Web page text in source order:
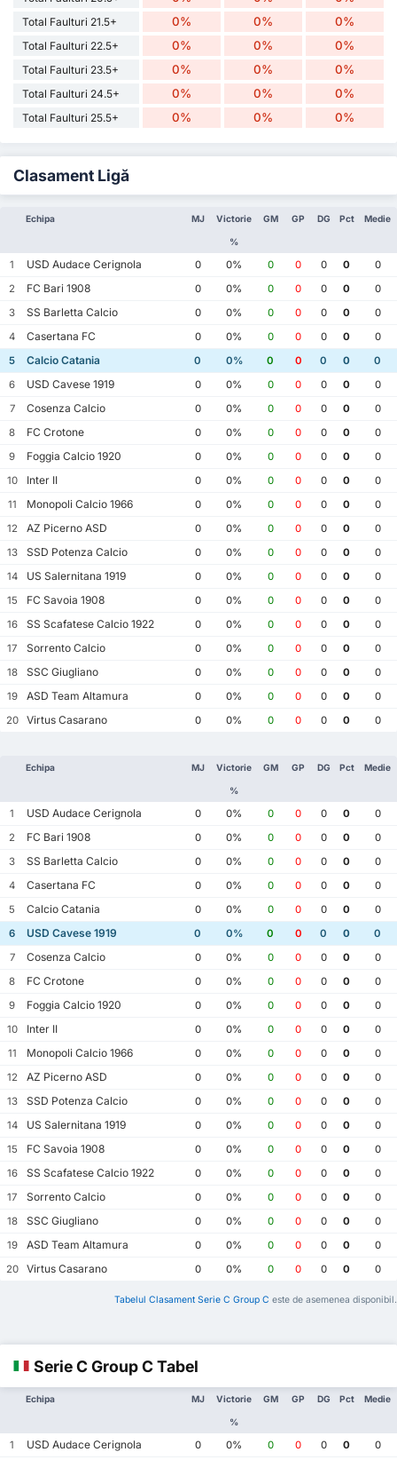
Total Faulturi 21.5+ 0% 0% 0%
Total Faulturi 22.5+ 0% 0% 0%
Total Faulturi 23.5+ 0% 0% 0%
Total Faulturi 24.5+ 0% 0% 0%
Total Faulturi 25.5+ 0% 0% 0%
Clasament Ligă
Echipa MJ Victorie
%
GM GP DG Pct Medie
1 USD Audace Cerignola 0 0% 0 0 0 0
0
2
FC Bari 1908 0 0% 0 0 0 0
0
3
SS Barletta Calcio 0 0% 0 0 0 0
0
4
Casertana FC 0 0% 0 0 0 0
0
5
Calcio Catania 0 0% 0 0 0 0
0
6
USD Cavese 1919 0 0% 0 0 0 0
0
7
Cosenza Calcio 0 0% 0 0 0 0
0
8
FC Crotone 0 0% 0 0 0 0
0
9
Foggia Calcio 1920 0 0% 0 0 0 0
0
10
Inter II 0 0% 0 0 0 0
0
11
Monopoli Calcio 1966 0 0% 0 0 0 0
0
12
AZ Picerno ASD 0 0% 0 0 0 0
0
13
SSD Potenza Calcio 0 0% 0 0 0 0
0
14
US Salernitana 1919 0 0% 0 0 0 0
0
15
FC Savoia 1908 0 0% 0 0 0 0
0
16
SS Scafatese Calcio 1922 0 0% 0 0 0 0
0
17
Sorrento Calcio 0 0% 0 0 0 0
0
18
SSC Giugliano 0 0% 0 0 0 0
0
19
ASD Team Altamura 0 0% 0 0 0 0
0
20
Virtus Casarano 0 0% 0 0 0 0 0
Echipa MJ Victorie
%
GM GP DG Pct Medie
1 USD Audace Cerignola 0 0% 0 0 0 0
0
2
FC Bari 1908 0 0% 0 0 0 0
0
3
SS Barletta Calcio 0 0% 0 0 0 0
0
4
Casertana FC 0 0% 0 0 0 0
0
5
Calcio Catania 0 0% 0 0 0 0
0
6
USD Cavese 1919 0 0% 0 0 0 0
0
7
Cosenza Calcio 0 0% 0 0 0 0
0
8
FC Crotone 0 0% 0 0 0 0
0
9
Foggia Calcio 1920 0 0% 0 0 0 0
0
10
Inter II 0 0% 0 0 0 0
0
11
Monopoli Calcio 1966 0 0% 0 0 0 0
0
12
AZ Picerno ASD 0 0% 0 0 0 0
0
13
SSD Potenza Calcio 0 0% 0 0 0 0
0
14
US Salernitana 1919 0 0% 0 0 0 0
0
15
FC Savoia 1908 0 0% 0 0 0 0
0
16
SS Scafatese Calcio 1922 0 0% 0 0 0 0
0
17
Sorrento Calcio 0 0% 0 0 0 0
0
18
SSC Giugliano 0 0% 0 0 0 0
0
19
ASD Team Altamura 0 0% 0 0 0 0
0
20
Virtus Casarano 0 0% 0 0 0 0 0
Tabelul Clasament Serie C Group C este de asemenea disponibil.
Serie C Group C Tabel
Echipa MJ Victorie
%
GM GP DG Pct Medie
1 USD Audace Cerignola 0 0% 0 0 0 0
0